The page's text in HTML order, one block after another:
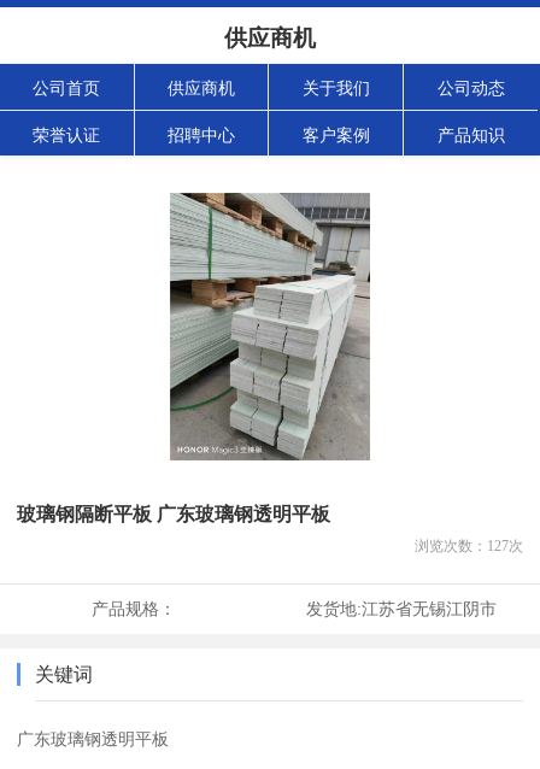
供应商机
公司首页 供应商机 关于我们 公司动态
荣誉认证 招聘中心 客户案例 产品知识
玻璃钢隔断平板 广东玻璃钢透明平板
浏览次数： 127次
产品规格： 发货地:江苏省无锡江阴市
关键词
广东玻璃钢透明平板